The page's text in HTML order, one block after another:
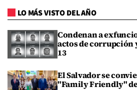
LO MÁS VISTO DEL AÑO
Condenan a
actos de corrupción
13
El Salvador se
"Family Friendly"